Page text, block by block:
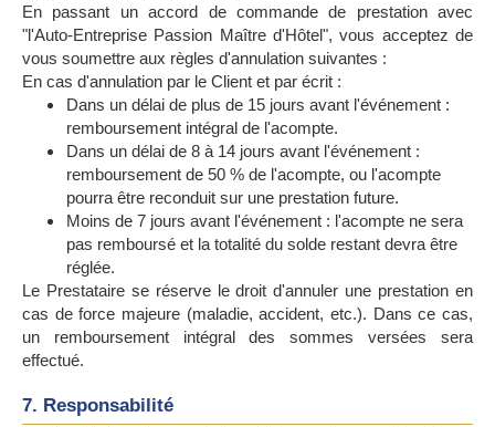
En passant un accord de commande de prestation avec
"l'Auto-Entreprise Passion Maître d'Hôtel", vous acceptez de
vous soumettre aux règles d'annulation suivantes :
En cas d'annulation par le Client et par écrit :
Dans un délai de plus de 15 jours avant l'événement :
remboursement intégral de l'acompte.
Dans un délai de 8 à 14 jours avant l'événement :
remboursement de 50 % de l'acompte, ou l'acompte
pourra être reconduit sur une prestation future.
Moins de 7 jours avant l'événement : l'acompte ne sera
pas remboursé et la totalité du solde restant devra être
réglée.
Le Prestataire se réserve le droit d'annuler une prestation en
cas de force majeure (maladie, accident, etc.). Dans ce cas,
un remboursement intégral des sommes versées sera
effectué.
7. Responsabilité